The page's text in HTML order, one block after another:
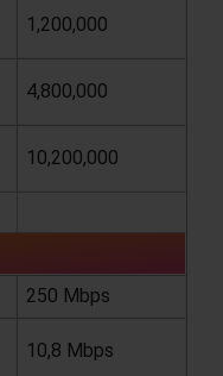
1,200,000
4,800,000
10,200,000
250 Mbps
10,8 Mbps